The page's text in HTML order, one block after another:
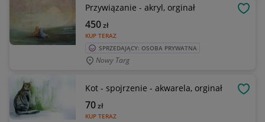
Przywiązanie - akryl, orginał
KUP TERAZ
450zł
SPRZEDAJĄCY: OSOBA PRYWATNA
Nowy Targ
Kot - spojrzenie - akwarela, orginał
KUP TERAZ
70zł